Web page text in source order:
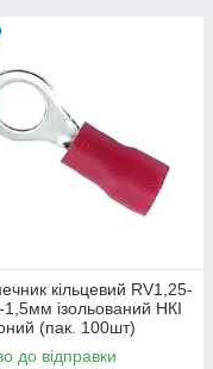
кільцевий RV1,25-
ізольований НКІ
(пак. 100шт)
до відправки